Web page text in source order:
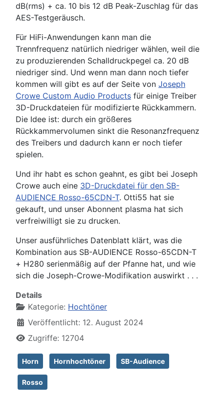
dB(rms) + ca. 10 bis 12 dB Peak-Zuschlag für das
AES-Testgeräusch.
Für HiFi-Anwendungen kann man die
Trennfrequenz natürlich niedriger wählen, weil die
zu produzierenden Schalldruckpegel ca. 20 dB
niedriger sind. Und wenn man dann noch tiefer
kommen will gibt es auf der Seite von Joseph
Crowe Custom Audio Products für einige Treiber
3D-Druckdateien für modifizierte Rückkammern.
Die Idee ist: durch ein größeres
Rückkammervolumen sinkt die Resonanzfrequenz
des Treibers und dadurch kann er noch tiefer
spielen.
Und ihr habt es schon geahnt, es gibt bei Joseph
Crowe auch eine 3D-Druckdatei für den SB-
AUDIENCE Rosso-65CDN-T. Otti55 hat sie
gekauft, und unser Abonnent plasma hat sich
verfreiwilligt sie zu drucken.
Unser ausführliches Datenblatt klärt, was die
Kombination aus SB-AUDIENCE Rosso-65CDN-T
+ H280 serienmäßig auf der Pfanne hat, und wie
sich die Joseph-Crowe-Modifikation auswirkt . . .
Details
Kategorie: Hochtöner
Veröffentlicht: 12. August 2024
Zugriffe: 12704
Horn Hornhochtöner SB-Audience
Rosso